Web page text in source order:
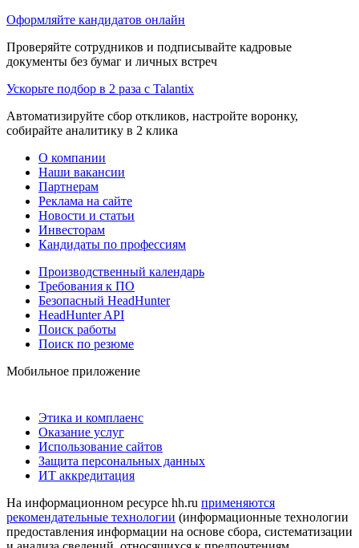
Оформляйте кандидатов онлайн
Проверяйте сотрудников и подписывайте кадровые
документы без бумаг и личных встреч
Ускорьте подбор в 2 раза с Talantix
Автоматизируйте сбор откликов, настройте воронку,
собирайте аналитику в 2 клика
О компании
Наши вакансии
Партнерам
Реклама на сайте
Новости и статьи
Инвесторам
Кандидаты по профессиям
Производственный календарь
Требования к ПО
Безопасный HeadHunter
HeadHunter API
Поиск работы
Поиск по резюме
Мобильное приложение
Этика и комплаенс
Оказание услуг
Использование сайтов
Защита персональных данных
ИТ аккредитация
На информационном ресурсе hh.ru применяются
рекомендательные технологии (информационные технологии
предоставления информации на основе сбора, систематизации